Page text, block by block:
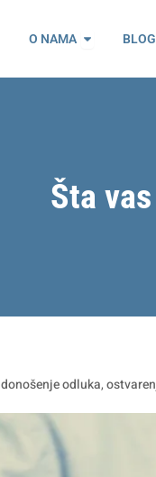
O NAMA Open OBLOG
Šta
donošenje odluka,